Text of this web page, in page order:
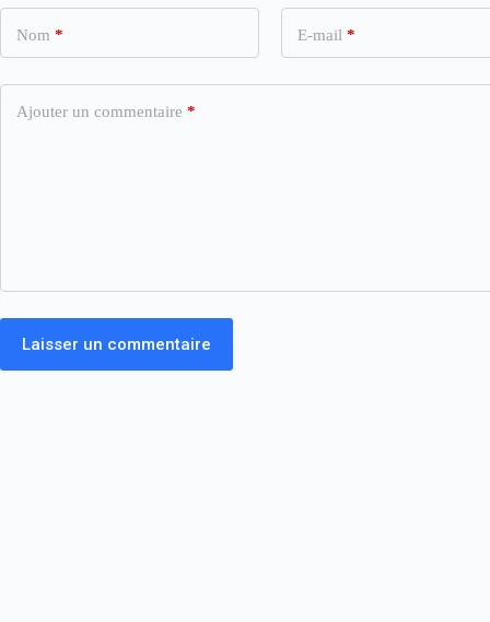
Nom * E-mail *
Ajouter un commentaire *
Laisser un commentaire